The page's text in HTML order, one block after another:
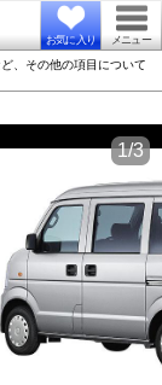
お気に入り メニュー
、その他の項目について
1/3